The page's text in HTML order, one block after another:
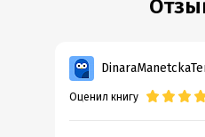
Оценил книгу